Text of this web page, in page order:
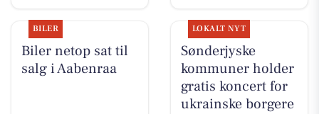
BILER
Biler netop sat til
salg i Aabenraa
LOKALT NYT
Sønderjyske
kommuner holder
gratis koncert for
ukrainske borgere